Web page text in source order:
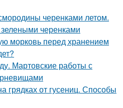
черенками летом.
черенками
морковь перед хранением
Мартовские работы с
грядках от гусениц. Способы